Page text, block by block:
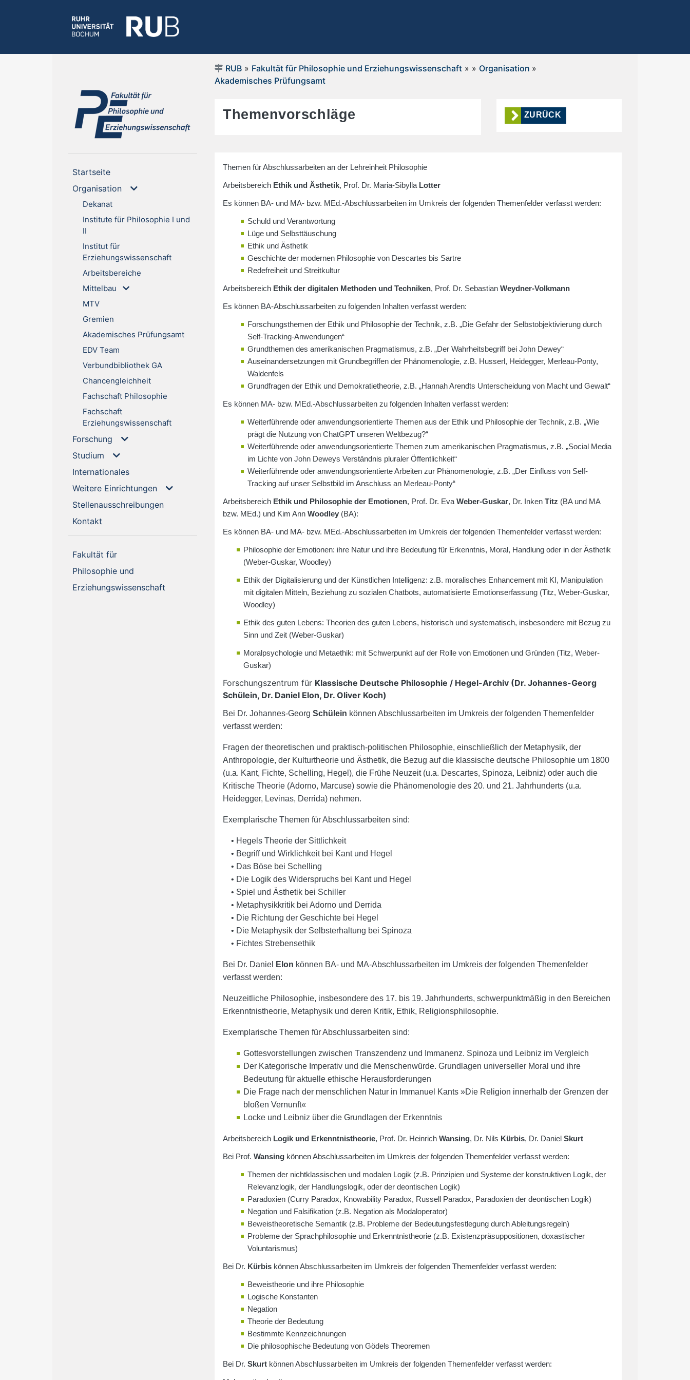
Startseite(current)
Organisation
Dekanat
Institute für Philosophie I und
II
Institut für
Erziehungswissenschaft
Arbeitsbereiche
Mittelbau
MTV
Gremien
Akademisches Prüfungsamt
EDV Team
Verbundbibliothek GA
Chancengleichheit
Fachschaft Philosophie
Fachschaft
Erziehungswissenschaft
Forschung
Studium
Internationales(current)
Weitere Einrichtungen
Stellenausschreibungen(current)
Kontakt
Fakultät für
Philosophie und
Erziehungswissenschaft
RUB » Fakultät für Philosophie und Erziehungswissenschaft » » Organisation »
Akademisches Prüfungsamt
Themenvorschläge ZURÜCK
Themen für Abschlussarbeiten an der Lehreinheit Philosophie
Arbeitsbereich Ethik und Ästhetik, Prof. Dr. Maria-Sibylla Lotter
Es können BA- und MA- bzw. MEd.-Abschlussarbeiten im Umkreis der folgenden Themenfelder verfasst werden:
Schuld und Verantwortung
Lüge und Selbsttäuschung
Ethik und Ästhetik
Geschichte der modernen Philosophie von Descartes bis Sartre
Redefreiheit und Streitkultur
Arbeitsbereich Ethik der digitalen Methoden und Techniken, Prof. Dr. Sebastian Weydner-Volkmann
Es können BA-Abschlussarbeiten zu folgenden Inhalten verfasst werden:
Forschungsthemen der Ethik und Philosophie der Technik, z.B. „Die Gefahr der Selbstobjektivierung durch
Self-Tracking-Anwendungen“
Grundthemen des amerikanischen Pragmatismus, z.B. „Der Wahrheitsbegriff bei John Dewey“
Auseinandersetzungen mit Grundbegriffen der Phänomenologie, z.B. Husserl, Heidegger, Merleau-Ponty,
Waldenfels
Grundfragen der Ethik und Demokratietheorie, z.B. „Hannah Arendts Unterscheidung von Macht und Gewalt“
Es können MA- bzw. MEd.-Abschlussarbeiten zu folgenden Inhalten verfasst werden:
Weiterführende oder anwendungsorientierte Themen aus der Ethik und Philosophie der Technik, z.B. „Wie
prägt die Nutzung von ChatGPT unseren Weltbezug?“
Weiterführende oder anwendungsorientierte Themen zum amerikanischen Pragmatismus, z.B. „Social Media
im Lichte von John Deweys Verständnis pluraler Öffentlichkeit“
Weiterführende oder anwendungsorientierte Arbeiten zur Phänomenologie, z.B. „Der Einfluss von Self-
Tracking auf unser Selbstbild im Anschluss an Merleau-Ponty“
Arbeitsbereich Ethik und Philosophie der Emotionen, Prof. Dr. Eva Weber-Guskar, Dr. Inken Titz (BA und MA
bzw. MEd.) und Kim Ann Woodley (BA):
Es können BA- und MA- bzw. MEd.-Abschlussarbeiten im Umkreis der folgenden Themenfelder verfasst werden:
Philosophie der Emotionen: ihre Natur und ihre Bedeutung für Erkenntnis, Moral, Handlung oder in der Ästhetik
(Weber-Guskar, Woodley)
Ethik der Digitalisierung und der Künstlichen Intelligenz: z.B. moralisches Enhancement mit KI, Manipulation
mit digitalen Mitteln, Beziehung zu sozialen Chatbots, automatisierte Emotionserfassung (Titz, Weber-Guskar,
Woodley)
Ethik des guten Lebens: Theorien des guten Lebens, historisch und systematisch, insbesondere mit Bezug zu
Sinn und Zeit (Weber-Guskar)
Moralpsychologie und Metaethik: mit Schwerpunkt auf der Rolle von Emotionen und Gründen (Titz, Weber-
Guskar)
Forschungszentrum für Klassische Deutsche Philosophie / Hegel-Archiv (Dr. Johannes-Georg
Schülein, Dr. Daniel Elon, Dr. Oliver Koch)
Bei Dr. Johannes-Georg Schülein können Abschlussarbeiten im Umkreis der folgenden Themenfelder
verfasst werden:
Fragen der theoretischen und praktisch-politischen Philosophie, einschließlich der Metaphysik, der
Anthropologie, der Kulturtheorie und Ästhetik, die Bezug auf die klassische deutsche Philosophie um 1800
(u.a. Kant, Fichte, Schelling, Hegel), die Frühe Neuzeit (u.a. Descartes, Spinoza, Leibniz) oder auch die
Kritische Theorie (Adorno, Marcuse) sowie die Phänomenologie des 20. und 21. Jahrhunderts (u.a.
Heidegger, Levinas, Derrida) nehmen.
Exemplarische Themen für Abschlussarbeiten sind:
• Hegels Theorie der Sittlichkeit
• Begriff und Wirklichkeit bei Kant und Hegel
• Das Böse bei Schelling
• Die Logik des Widerspruchs bei Kant und Hegel
• Spiel und Ästhetik bei Schiller
• Metaphysikkritik bei Adorno und Derrida
• Die Richtung der Geschichte bei Hegel
• Die Metaphysik der Selbsterhaltung bei Spinoza
• Fichtes Strebensethik
Bei Dr. Daniel Elon können BA- und MA-Abschlussarbeiten im Umkreis der folgenden Themenfelder
verfasst werden:
Neuzeitliche Philosophie, insbesondere des 17. bis 19. Jahrhunderts, schwerpunktmäßig in den Bereichen
Erkenntnistheorie, Metaphysik und deren Kritik, Ethik, Religionsphilosophie.
Exemplarische Themen für Abschlussarbeiten sind:
Gottesvorstellungen zwischen Transzendenz und Immanenz. Spinoza und Leibniz im Vergleich
Der Kategorische Imperativ und die Menschenwürde. Grundlagen universeller Moral und ihre
Bedeutung für aktuelle ethische Herausforderungen
Die Frage nach der menschlichen Natur in Immanuel Kants »Die Religion innerhalb der Grenzen der
bloßen Vernunft«
Locke und Leibniz über die Grundlagen der Erkenntnis
Arbeitsbereich Logik und Erkenntnistheorie, Prof. Dr. Heinrich Wansing, Dr. Nils Kürbis, Dr. Daniel Skurt
Bei Prof. Wansing können Abschlussarbeiten im Umkreis der folgenden Themenfelder verfasst werden:
Themen der nichtklassischen und modalen Logik (z.B. Prinzipien und Systeme der konstruktiven Logik, der
Relevanzlogik, der Handlungslogik, oder der deontischen Logik)
Paradoxien (Curry Paradox, Knowability Paradox, Russell Paradox, Paradoxien der deontischen Logik)
Negation und Falsifikation (z.B. Negation als Modaloperator)
Beweistheoretische Semantik (z.B. Probleme der Bedeutungsfestlegung durch Ableitungsregeln)
Probleme der Sprachphilosophie und Erkenntnistheorie (z.B. Existenzpräsuppositionen, doxastischer
Voluntarismus)
Bei Dr. Kürbis können Abschlussarbeiten im Umkreis der folgenden Themenfelder verfasst werden:
Beweistheorie und ihre Philosophie
Logische Konstanten
Negation
Theorie der Bedeutung
Bestimmte Kennzeichnungen
Die philosophische Bedeutung von Gödels Theoremen
Bei Dr. Skurt können Abschlussarbeiten im Umkreis der folgenden Themenfelder verfasst werden: